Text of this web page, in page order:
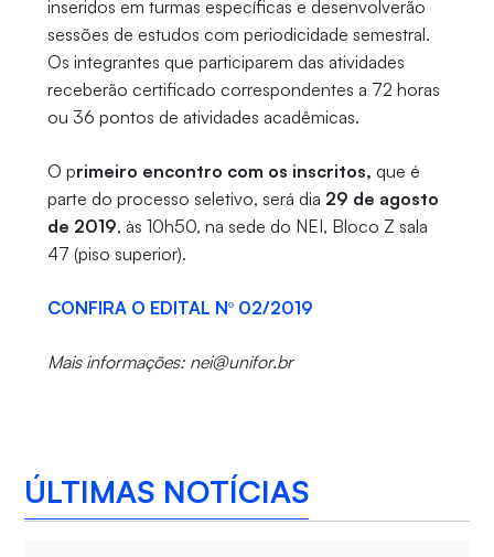
inseridos em turmas específicas e desenvolverão
sessões de estudos com periodicidade semestral.
Os integrantes que participarem das atividades
receberão certificado correspondentes a 72 horas
ou 36 pontos de atividades acadêmicas.
O primeiro encontro com os inscritos, que é
parte do processo seletivo, será dia 29 de agosto
de 2019, às 10h50, na sede do NEI, Bloco Z sala
47 (piso superior).
CONFIRA O EDITAL Nº 02/2019
Mais informações: nei@unifor.br
ÚLTIMAS NOTÍCIAS